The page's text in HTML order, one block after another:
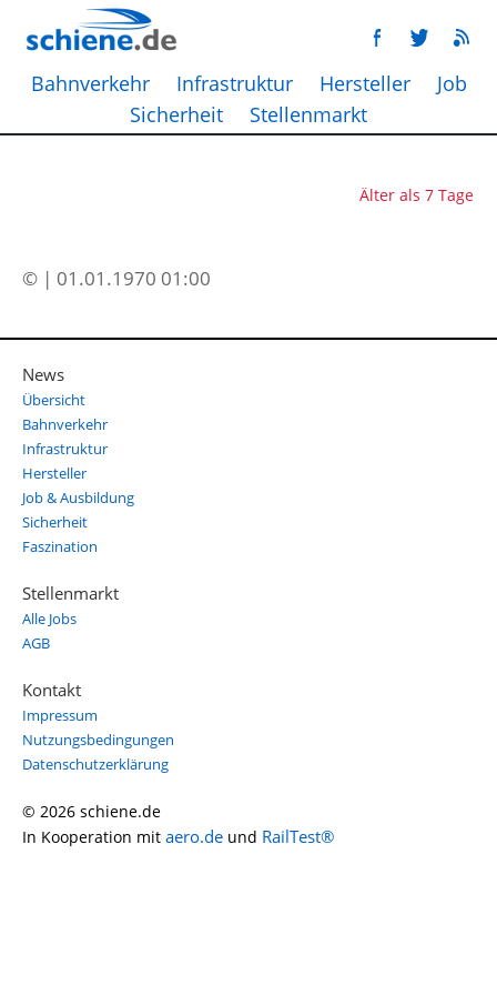
Bahnverkehr Infrastruktur Hersteller
Job
Sicherheit
Stellenmarkt
Älter als 7 Tage
© | 01.01.1970 01:00
News
Übersicht
Bahnverkehr
Infrastruktur
Hersteller
Job & Ausbildung
Sicherheit
Faszination
Stellenmarkt
Alle Jobs
AGB
Kontakt
Impressum
Nutzungsbedingungen
Datenschutzerklärung
© 2026 schiene.de
In Kooperation mit aero.de und RailTest®